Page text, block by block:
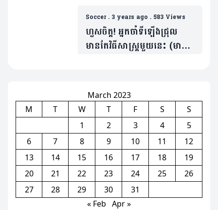
VAR ជួយអីមិនបាន (មាន
វីដេអូ)
Soccer. 3 years ago . 583 Views
ហួសចិត្ត! អ្នកចាំទីឡើងជ្រុល
មានតែវិធីសាស្ត្រមួយនេះ (មាន
March 2023
M
T W T F S
S
1
2 3 4
5
6
7 8 9 10 11
12
13
14 15 16 17 18
19
20
21 22 23 24 25
26
27
28 29 30
31
« Feb Apr »